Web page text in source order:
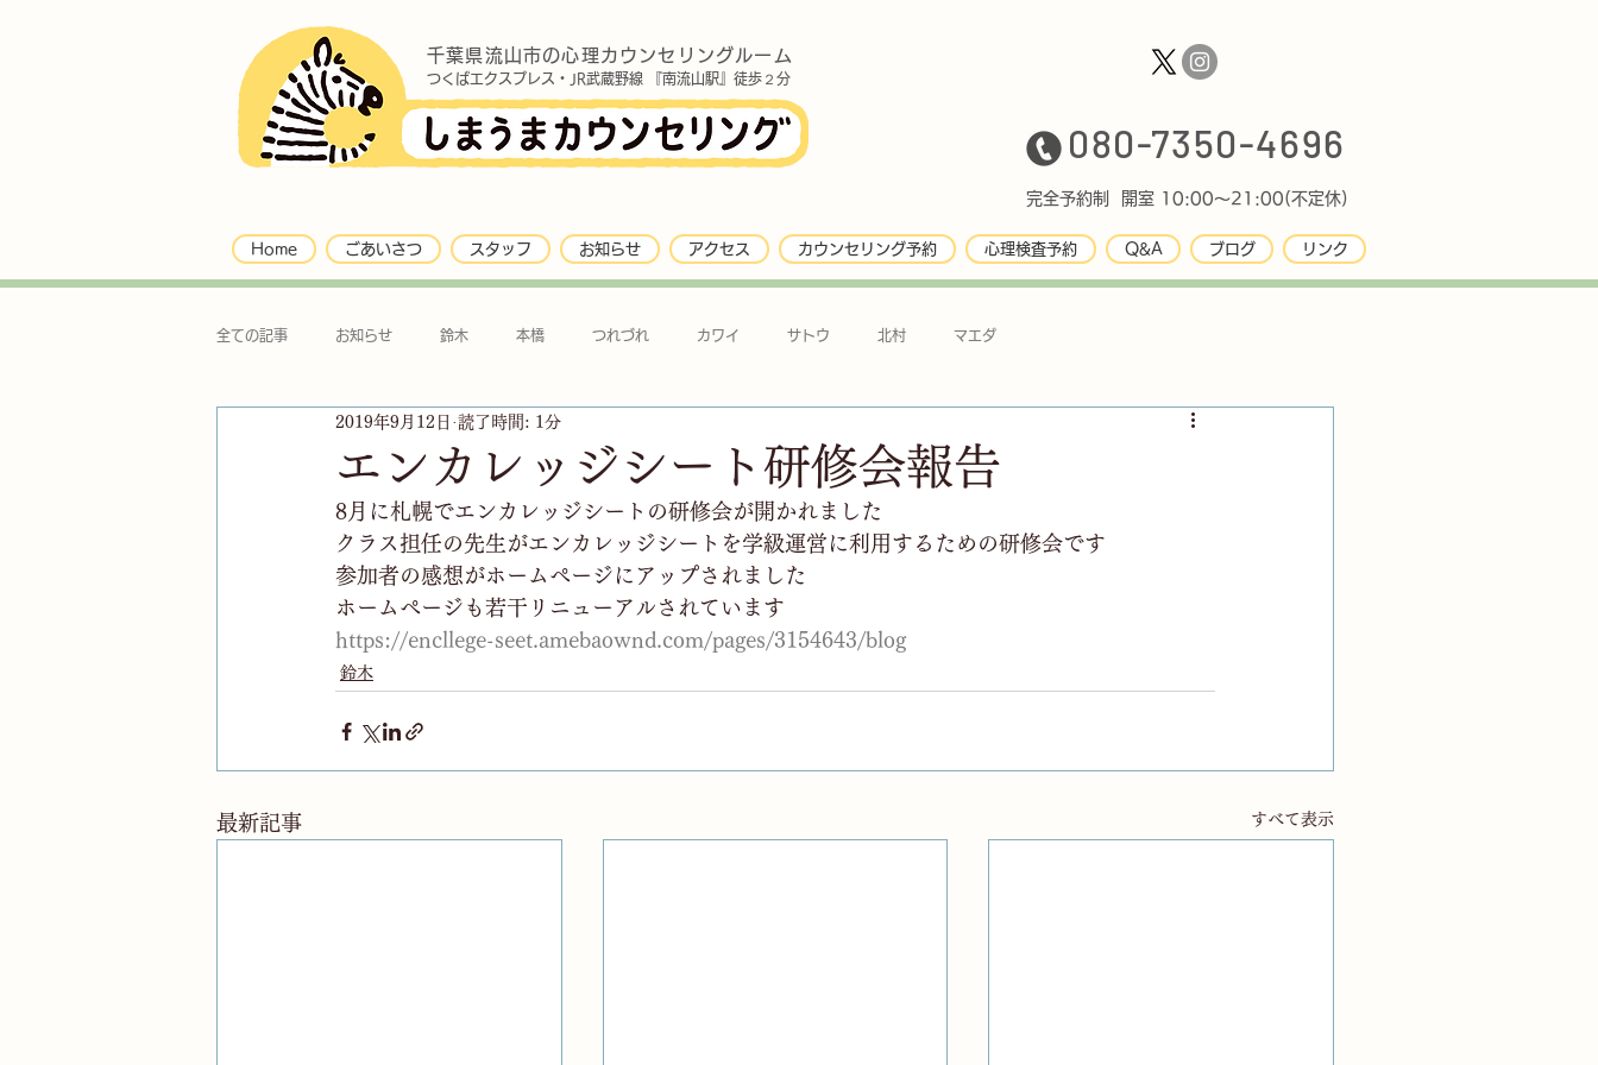
千葉県流山市の心理カウンセリングルーム
つくばエクスプレス・JR武蔵野線 『南流山駅』徒歩２分
080-7350-4696
完全予約制 開室 10:00〜21:00(不定休)
Home ごあいさつ スタッフ お知らせ アクセス カウンセリング予約 心理検査予約 Q&A ブログ リンク
全ての記事 お知らせ 鈴木 本橋 つれづれ カワイ サトウ 北村 マエダ
エンカレッジシート研修会報告
2019年9月12日 読了時間: 1分
8月に札幌でエンカレッジシートの研修会が開かれました
クラス担任の先生がエンカレッジシートを学級運営に利用するための研修会です
参加者の感想がホームぺージにアップされました
ホームぺージも若干リニューアルされています
https://encllege-seet.amebaownd.com/pages/3154643/blog
鈴木
最新記事 すべて表示